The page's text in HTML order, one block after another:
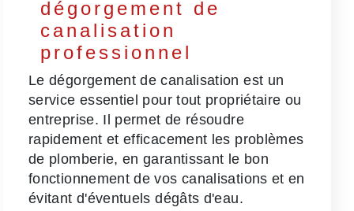
dégorgement de
canalisation
professionnel
Le dégorgement de canalisation est un
service essentiel pour tout propriétaire ou
entreprise. Il permet de résoudre
rapidement et efficacement les problèmes
de plomberie, en garantissant le bon
fonctionnement de vos canalisations et en
évitant d'éventuels dégâts d'eau.